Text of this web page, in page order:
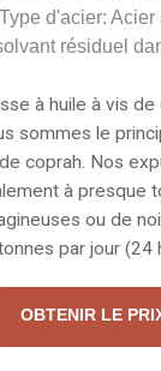
Type d'acier:
résiduel
à huile à vis
sommes le
coprah. Nos
à presque
ou de
par jour
d'huile dans la
en
OBTENIR LE